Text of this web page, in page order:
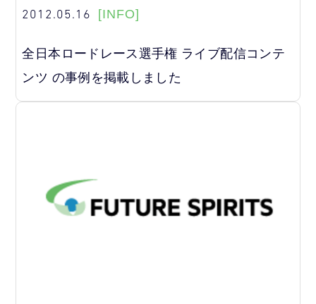
2012.05.16 [INFO]
全日本ロードレース選手権 ライブ配信コンテ
ンツ の事例を掲載しました